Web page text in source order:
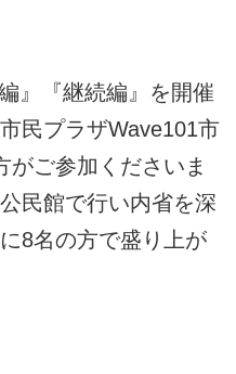
』『継続編』を開催
民プラザWave101市
がご参加くださいま
民館で行い内省を深
8名の方で盛り上が